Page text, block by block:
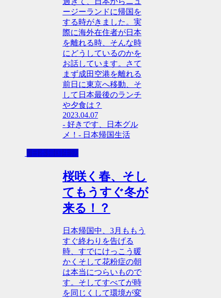
ージーランドに帰国を
する時がきました。実
際に海外在住者が日本
を離れる時、そんな時
にどうしているのかを
お話しています。さて
まず成田空港を離れる
前日に東京へ移動、そ
して日本最後のランチ
や夕食は？
2023.04.07
- 好きです、日本グル
メ！ - 日本帰国生活
- 日本帰国生活
桜咲く春、そし
てもうすぐ冬が
来る！？
日本帰国中、3月ももう
すぐ終わりを告げる
時、すでにけっこう暖
かくそして花粉症の朝
は本当につらいもので
す。そしてすべてが時
を同じくして環境が変